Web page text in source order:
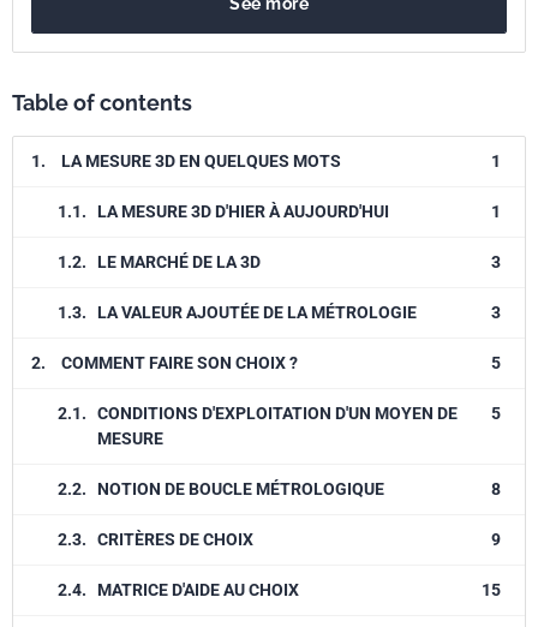
travers de retour d'expériences, à choisir au mieux son équipement. Ce
guide a été rédigé par un groupe de travail du Collège Français de
le CFM et AFNOR Éditions dans le cadre de la collection "Les Guides
Table of contents
1. LA MESURE 3D EN QUELQUES MOTS 1
1.1. LA MESURE 3D D'HIER À AUJOURD'HUI 1
1.2. LE MARCHÉ DE LA 3D 3
1.3. LA VALEUR AJOUTÉE DE LA MÉTROLOGIE 3
2. COMMENT FAIRE SON CHOIX ? 5
2.1.
CONDITIONS D'EXPLOITATION D'UN MOYEN DE
MESURE
5
2.2. NOTION DE BOUCLE MÉTROLOGIQUE 8
2.3. CRITÈRES DE CHOIX 9
2.4. MATRICE D'AIDE AU CHOIX 15